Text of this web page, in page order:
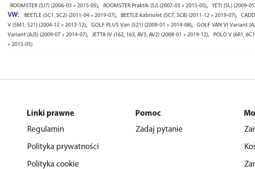
ROOMSTER (5J7) (2006-03 » 2015-05), ROOMSTER Praktik (5J) (2007-03 » 2015-05), YETI (5L) (2009-
VW: BEETLE (5C1, 5C2) (2011-04 » 2019-07), BEETLE kabriolet (5C7, 5C8) (2011-12 » 2019-07),
V (5M1, 521) (2004-12 » 2013-12), GOLF PLUS Van (521) (2009-01 » 2014-08), GOLF VAN VI Variant
Variant (AJ5) (2009-07 » 2014-07), JETTA IV (162, 163, AV3, AV2) (2008-01 » 2019-12), POLO V (6R1,
» 2015-05)
Linki prawne
Regulamin
Polityka prywatności
Polityka cookie
Pomoc
Zadaj pytanie